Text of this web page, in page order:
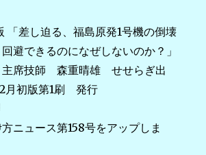
「差し迫る、福島原発1号機の倒壊
避できるのになぜしないのか？」
席技師 森重晴雄 せせらぎ出
月初版第1刷 発行
ニュース第158号をアップしま